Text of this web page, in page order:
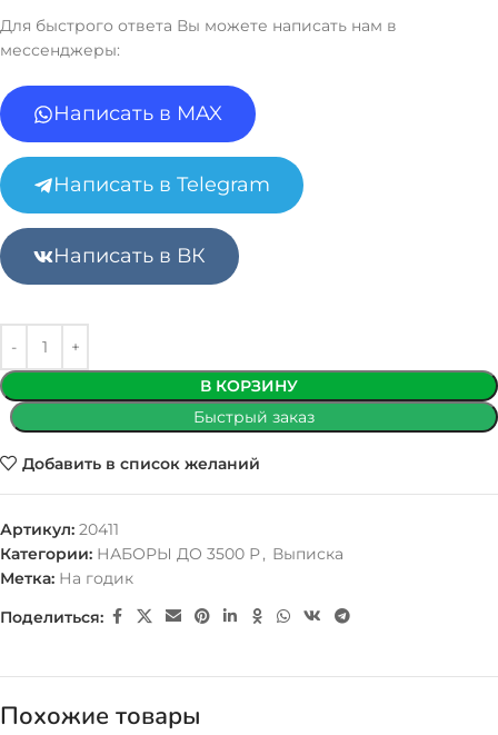
Для быстрого ответа Вы можете написать нам в
мессенджеры:
Написать в MAX
Написать в Telegram
Написать в ВК
В КОРЗИНУ
Быстрый заказ
Добавить в список желаний
Артикул: 20411
Категории: НАБОРЫ ДО 3500 Р, Выписка
Метка: На годик
Поделиться:
Похожие товары